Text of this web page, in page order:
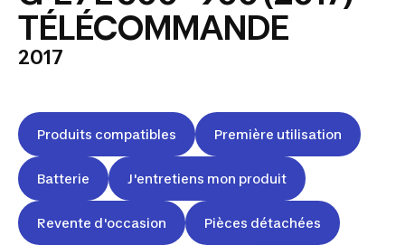
TÉLÉCOMMANDE
2017
Produits compatibles Première utilisation
Batterie J'entretiens mon produit
Revente d'occasion Pièces détachées